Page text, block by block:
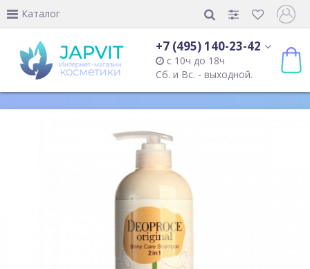
Каталог
+7 (495) 140-23-42
с 10ч до 18ч
Сб. и Вс. - выходной.